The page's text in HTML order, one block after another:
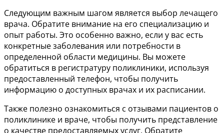
Следующим важным шагом является выбор лечащего
врача. Обратите внимание на его специализацию и
опыт работы. Это особенно важно, если у вас есть
конкретные заболевания или потребности в
определенной области медицины. Вы можете
обратиться в регистратуру поликлиники, используя
предоставленный телефон, чтобы получить
информацию о доступных врачах и их расписании.
Также полезно ознакомиться с отзывами пациентов о
поликлинике и враче, чтобы получить представление
о качестве предоставляемых услуг. Обратите